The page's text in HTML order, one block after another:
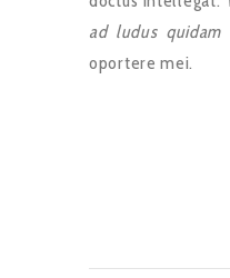
ad ludus quidam
oportere mei.